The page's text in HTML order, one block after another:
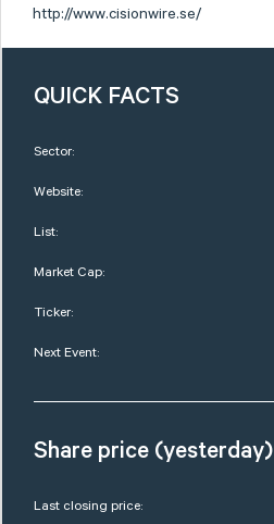
http://www.cisionwire.se/
QUICK FACTS
Sector:
Website:
List:
Market Cap:
Ticker:
Next Event:
Share price (yesterday)
Last closing price: